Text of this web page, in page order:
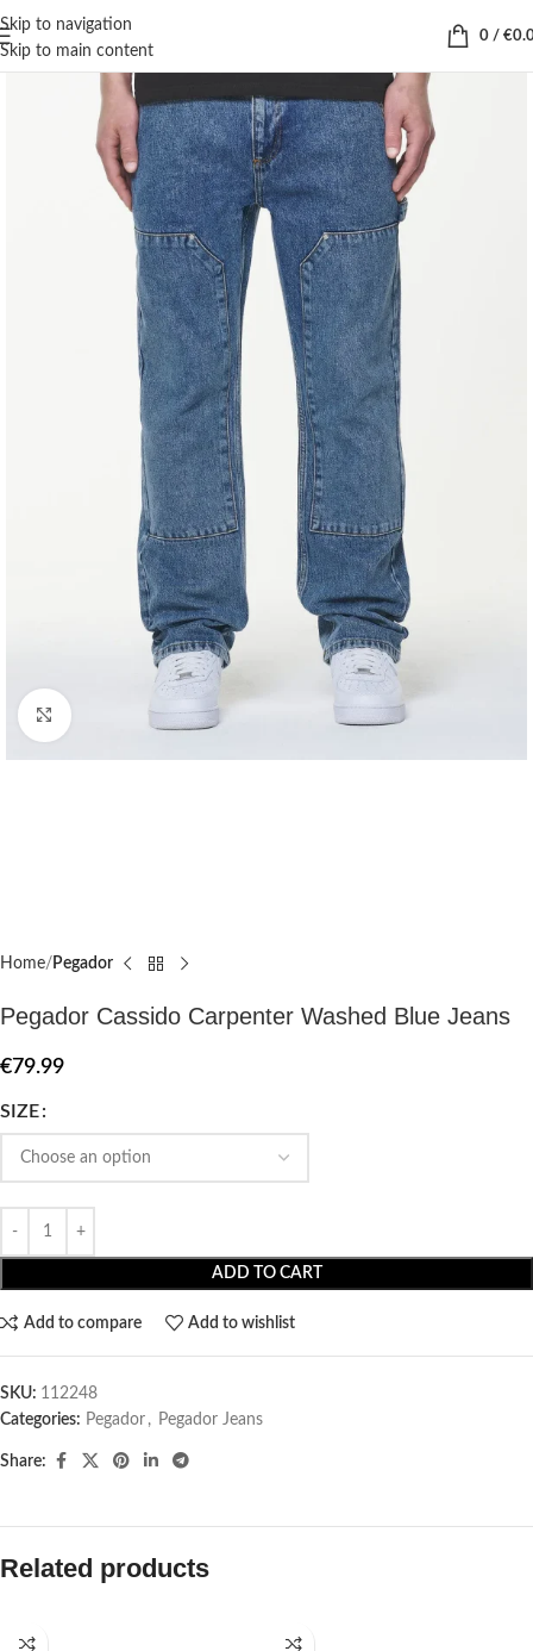
Skip to navigation
Skip to main content
0 / €
Click to enlarge
Home Pegador​
Pegador Cassido Carpenter Washed Blue Jeans
€79.99
SIZE
ADD TO CART
Add to compare Add to wishlist
SKU: 112248
Categories: Pegador​ , Pegador Jeans
Share:
Related products